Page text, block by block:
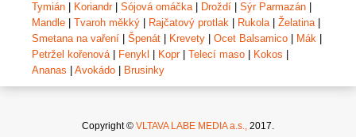
Tymián
Koriandr| Sójová omáčka| Droždí Sýr Parmazán
Mandle
Tvaroh měkký Rajčatový protlak Rukola| Želatina|
Smetana na vaření
Špenát Krevety Ocet Balsamico Mák
Petržel kořenová| Fenykl Kopr| Telecí maso Kokos
Ananas
Avokádo Brusinky
Copyright © VLTAVA LABE MEDIA a.s., 2017.